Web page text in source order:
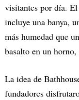
visitantes por día.
incluye una banya,
más humedad que
basalto en un
La idea de
fundadores